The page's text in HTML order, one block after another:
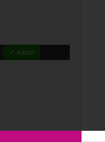
✓ Allow